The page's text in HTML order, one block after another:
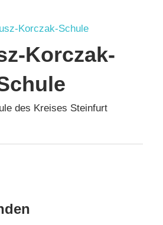
Korczak-
des Kreises Steinfurt